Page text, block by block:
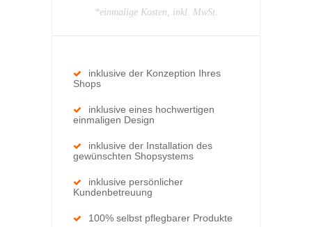
*einmalige Kosten, inkl. MwSt.
inklusive der Konzeption Ihres
Shops
inklusive eines hochwertigen
einmaligen Design
inklusive der Installation des
gewünschten Shopsystems
inklusive persönlicher
Kundenbetreuung
100% selbst pflegbarer Produkte